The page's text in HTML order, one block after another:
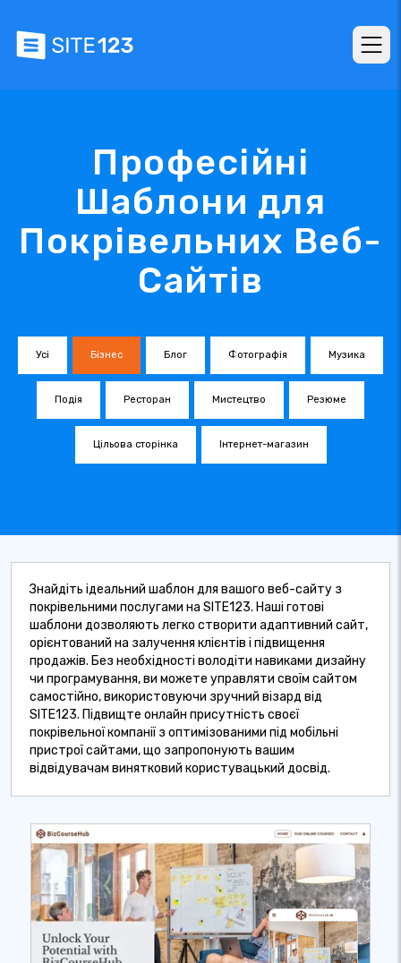
Професійні
Шаблони для
Покрівельних Веб-
Сайтів
Усі Бізнес Блог Фотографія Музика
Подія Ресторан Мистецтво Резюме
Цільова сторінка Інтернет-магазин
Знайдіть ідеальний шаблон для вашого веб-сайту з
покрівельними послугами на SITE123. Наші готові
шаблони дозволяють легко створити адаптивний сайт,
орієнтований на залучення клієнтів і підвищення
продажів. Без необхідності володіти навиками дизайну
чи програмування, ви можете управляти своїм сайтом
самостійно, використовуючи зручний візард від
SITE123. Підвищте онлайн присутність своєї
покрівельної компанії з оптимізованими під мобільні
пристрої сайтами, що запропонують вашим
відвідувачам винятковий користувацький досвід.